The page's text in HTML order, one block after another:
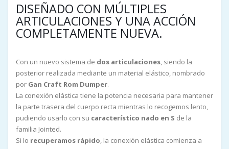
DISEÑADO CON MÚLTIPLES
ARTICULACIONES Y UNA ACCIÓN
COMPLETAMENTE NUEVA.
Con un nuevo sistema de dos articulaciones, siendo la
posterior realizada mediante un material elástico, nombrado
por Gan Craft Rom Dumper.
La conexión elástica tiene la potencia necesaria para mantener
la parte trasera del cuerpo recta mientras lo recogemos lento,
pudiendo usarlo con su característico nado en S de la
familia Jointed.
Si lo recuperamos rápido, la conexión elástica comienza a